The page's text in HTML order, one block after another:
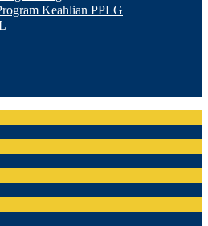
Keahlian PPLG